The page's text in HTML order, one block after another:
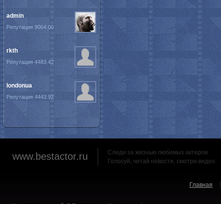
admin
Репутация 9064.00
rkth
Репутация 4483.42
londonua
Репутация 4443.92
www.bestactor.ru
Следи за жизнью любимых актеров
Голосуй, читай новости, смотри видео
Главная